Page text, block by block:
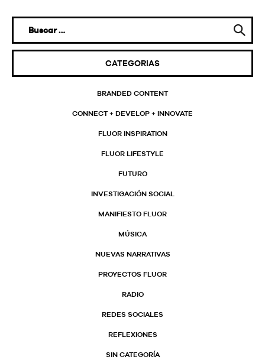
CATEGORIAS
BRANDED CONTENT
CONNECT + DEVELOP + INNOVATE
FLUOR INSPIRATION
FLUOR LIFESTYLE
FUTURO
INVESTIGACIÓN SOCIAL
MANIFIESTO FLUOR
MÚSICA
NUEVAS NARRATIVAS
PROYECTOS FLUOR
RADIO
REDES SOCIALES
REFLEXIONES
SIN CATEGORÍA